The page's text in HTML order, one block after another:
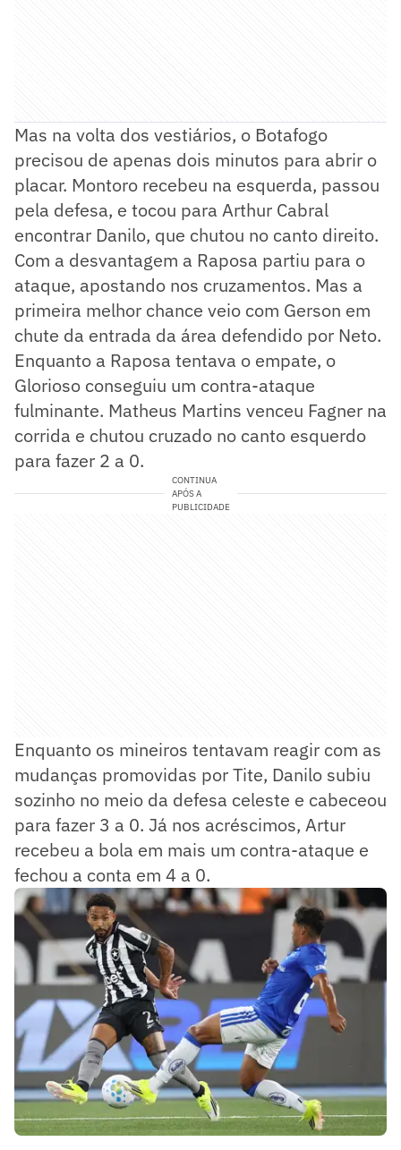
Mas na volta dos vestiários, o Botafogo
precisou de apenas dois minutos para abrir o
placar. Montoro recebeu na esquerda, passou
pela defesa, e tocou para Arthur Cabral
encontrar Danilo, que chutou no canto direito.
Com a desvantagem a Raposa partiu para o
ataque, apostando nos cruzamentos. Mas a
primeira melhor chance veio com Gerson em
chute da entrada da área defendido por Neto.
Enquanto a Raposa tentava o empate, o
Glorioso conseguiu um contra-ataque
fulminante. Matheus Martins venceu Fagner na
corrida e chutou cruzado no canto esquerdo
para fazer 2 a 0.
CONTINUA
APÓS A
PUBLICIDADE
Enquanto os mineiros tentavam reagir com as
mudanças promovidas por Tite, Danilo subiu
sozinho no meio da defesa celeste e cabeceou
para fazer 3 a 0. Já nos acréscimos, Artur
recebeu a bola em mais um contra-ataque e
fechou a conta em 4 a 0.